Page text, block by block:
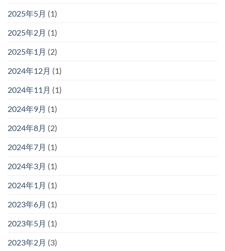
2025年5月 (1)
2025年2月 (1)
2025年1月 (2)
2024年12月 (1)
2024年11月 (1)
2024年9月 (1)
2024年8月 (2)
2024年7月 (1)
2024年3月 (1)
2024年1月 (1)
2023年6月 (1)
2023年5月 (1)
2023年2月 (3)